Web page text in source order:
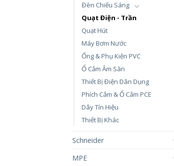
Đèn Chiếu Sáng
Quạt Điện - Trần
Quạt Hút
Máy Bơm Nước
Ống & Phụ Kiện PVC
Ổ Cắm Âm Sàn
Thiết Bị Điện Dân Dụng
Phích Cắm & Ổ Cắm PCE
Dây Tín Hiệu
Thiết Bị Khác
Schneider
MPE